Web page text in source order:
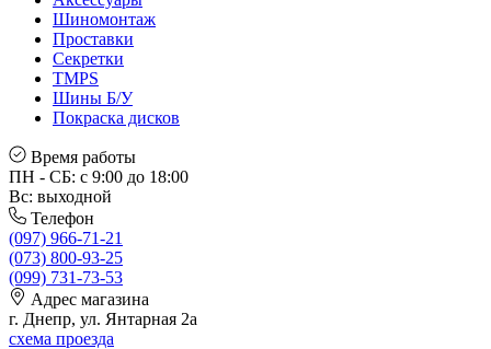
Шиномонтаж
Проставки
Секретки
TMPS
Шины Б/У
Покраска дисков
Время работы
ПН - СБ: с 9:00 до 18:00
Вс: выходной
Телефон
(097) 966-71-21
(073) 800-93-25
(099) 731-73-53
Адрес магазина
г. Днепр, ул. Янтарная 2а
схема проезда